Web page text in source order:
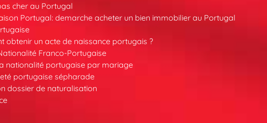
cher au Portugal
Portugal: demarche acheter un bien immobilier au Portugal
obtenir un acte de naissance portugais ?
Franco-Portugaise
nationalité portugaise par mariage
portugaise sépharade
dossier de naturalisation